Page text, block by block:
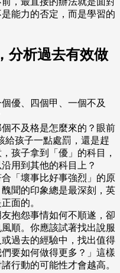
能力的否定，而是學習的
分析過去有效做
優、四個甲、一個不及
不及格是怎麼來的？眼前
給孩子一點處罰，還是趕
孩子拿到「優」的科目，
用到其他的科目上？
「壞事比好事強烈」的原
聞的印象總是最深刻，英
面的。
抱怨事情如何不順遂，卻
順。你應該試著找出說服
過去的經驗中，找出值得
要如何做得更多？」這樣
行動的可能性才會越高。